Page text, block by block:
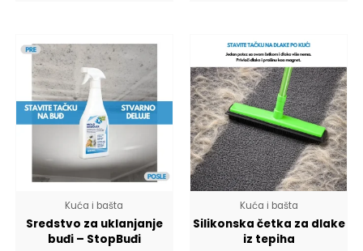
Kuća i bašta
Sredstvo za uklanjanje
buđi – StopBuđi
Kuća i bašta
Silikonska četka za dlake
iz tepiha